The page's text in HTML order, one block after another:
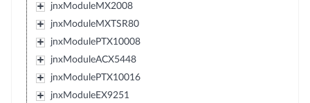
jnxModuleMX2008
jnxModuleMXTSR80
jnxModulePTX10008
jnxModuleACX5448
jnxModulePTX10016
jnxModuleEX9251